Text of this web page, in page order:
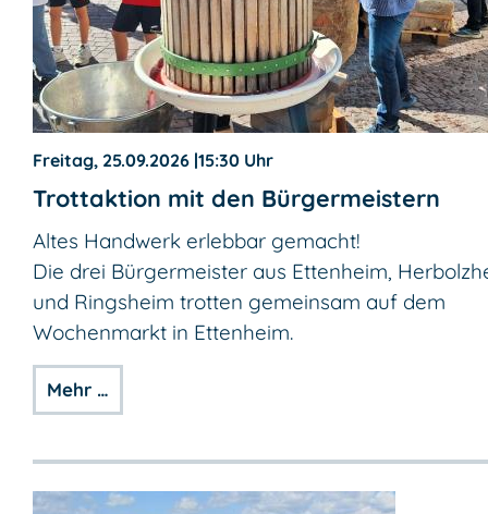
Freitag, 25.09.2026 |15:30 Uhr
Trottaktion mit den Bürgermeistern
Altes Handwerk erlebbar gemacht!
Die drei Bürgermeister aus Ettenheim,
und Ringsheim trotten gemeinsam auf dem
Wochenmarkt in Ettenheim.
Mehr …